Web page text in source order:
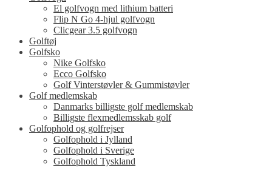
El golfvogn med lithium batteri
Flip N Go 4-hjul golfvogn
Clicgear 3.5 golfvogn
Golftøj
Golfsko
Nike Golfsko
Ecco Golfsko
Golf Vinterstøvler & Gummistøvler
Golf medlemskab
Danmarks billigste golf medlemskab
Billigste flexmedlemsskab golf
Golfophold og golfrejser
Golfophold i Jylland
Golfophold i Sverige
Golfophold Tyskland